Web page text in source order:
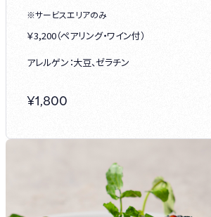
※サービスエリアのみ
￥3,200（ペアリング・ワイン付）
アレルゲン：大豆、ゼラチン
¥1,800